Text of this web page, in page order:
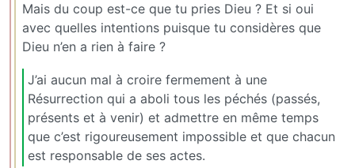
Mais du coup est-ce que tu pries Dieu ? Et si oui
avec quelles intentions puisque tu considères que
Dieu n’en a rien à faire ?
J’ai aucun mal à croire fermement à une
Résurrection qui a aboli tous les péchés (passés,
présents et à venir) et admettre en même temps
que c’est rigoureusement impossible et que chacun
est responsable de ses actes.